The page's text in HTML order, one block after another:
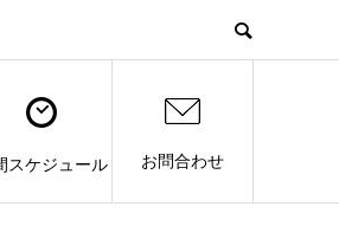
スケジュール お問合わせ